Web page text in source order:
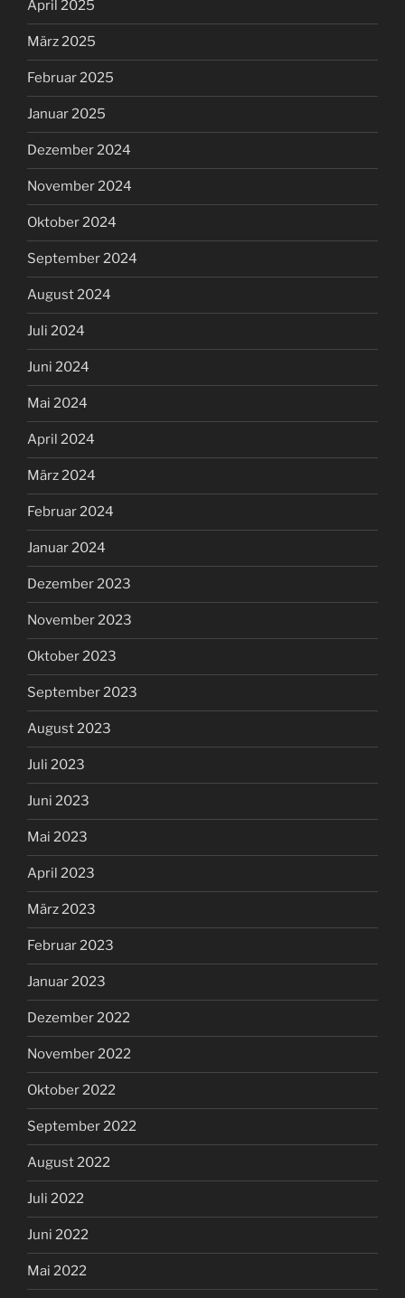
April 2025
März 2025
Februar 2025
Januar 2025
Dezember 2024
November 2024
Oktober 2024
September 2024
August 2024
Juli 2024
Juni 2024
Mai 2024
April 2024
März 2024
Februar 2024
Januar 2024
Dezember 2023
November 2023
Oktober 2023
September 2023
August 2023
Juli 2023
Juni 2023
Mai 2023
April 2023
März 2023
Februar 2023
Januar 2023
Dezember 2022
November 2022
Oktober 2022
September 2022
August 2022
Juli 2022
Juni 2022
Mai 2022